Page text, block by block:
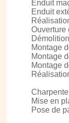
Enduit
Enduit
Ouverture
Montage
Montage
Montage
Charpente
Mise en
Pose de